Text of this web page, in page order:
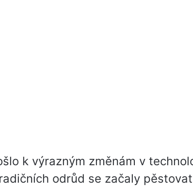
k výrazným změnám v
odrůd se začaly pěstovat